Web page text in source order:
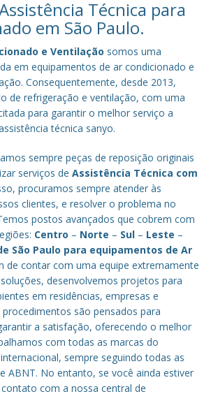
Técnica para
em São Paulo.
e Ventilação somos uma
em equipamentos de ar condicionado e
Consequentemente, desde 2013,
de refrigeração e ventilação, com uma
para garantir o melhor serviço a
técnica sanyo.
sempre peças de reposição originais
serviços de Assistência Técnica com
procuramos sempre atender às
clientes, e resolver o problema no
postos avançados que cobrem com
Centro – Norte – Sul – Leste –
São Paulo para equipamentos de Ar
de contar com uma equipe extremamente
desenvolvemos projetos para
em residências, empresas e
são pensados para
a satisfação, oferecendo o melhor
com todas as marcas do
sempre seguindo todas as
ABNT. No entanto, se você ainda estiver
com a nossa central de